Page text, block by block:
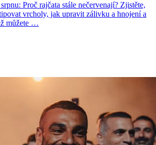
Proč rajčata stále nečervenají? Zjistěte,
vrcholy, jak upravit zálivku a hnojení a
můžete …